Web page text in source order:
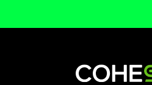
wird inwird